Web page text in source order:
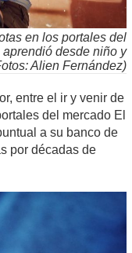
en los portales del
desde niño y
Alien Fernández)
entre el ir y venir de
del mercado El
a su banco de
por décadas de